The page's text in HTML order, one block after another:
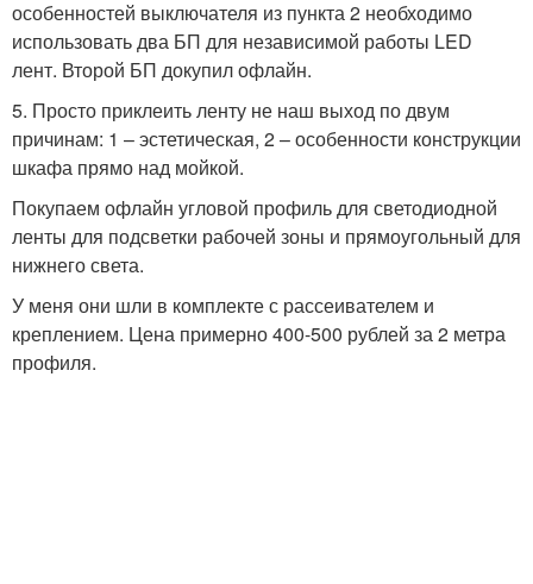
особенностей выключателя из пункта 2 необходимо
использовать два БП для независимой работы LED
лент. Второй БП докупил офлайн.
5. Просто приклеить ленту не наш выход по двум
причинам: 1 – эстетическая, 2 – особенности конструкции
шкафа прямо над мойкой.
Покупаем офлайн угловой профиль для светодиодной
ленты для подсветки рабочей зоны и прямоугольный для
нижнего света.
У меня они шли в комплекте с рассеивателем и
креплением. Цена примерно 400-500 рублей за 2 метра
профиля.